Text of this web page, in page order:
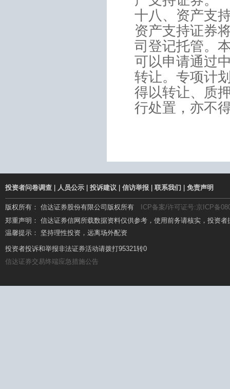
十八、资产支
资产支持证券
司登记托管。
可以申请通过
转让。专项计
得以转让、质
行处置，亦不
投资者问卷调查 人员公示 投诉建议 信访举报 联系我们 免责声明
版权所有： 信达证券股份有限公司版权所有
ICP备案/许可证号:京ICP备
郑重声明： 信达证券信网所载数据资料仅供参考，使用前务请核实，投资
温馨提示： 坚持理性投资，远离场外配资
温馨提示： 场外配资杠杆高、风险大，要远离!
投资者投诉和举报非法证券活动请拨打95321转0
信达证券交易终端应急措施公告